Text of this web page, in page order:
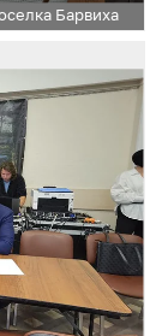
Барвиха